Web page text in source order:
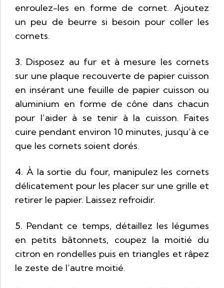
enroulez-les en forme de cornet. Ajoutez
un peu de beurre si besoin pour coller les
cornets.
3. Disposez au fur et à mesure les cornets
sur une plaque recouverte de papier cuisson
en insérant une feuille de papier cuisson ou
aluminium en forme de cône dans chacun
pour l’aider à se tenir à la cuisson. Faites
cuire pendant environ 10 minutes, jusqu’à ce
que les cornets soient dorés.
4. À la sortie du four, manipulez les cornets
délicatement pour les placer sur une grille et
retirer le papier. Laissez refroidir.
5. Pendant ce temps, détaillez les légumes
en petits bâtonnets, coupez la moitié du
citron en rondelles puis en triangles et râpez
le zeste de l’autre moitié.